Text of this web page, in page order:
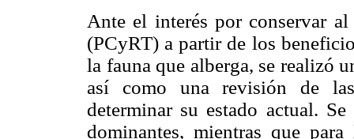
Ante el interés por conservar
(PCyRT) a partir de los
la fauna que alberga, se realizó
así como una revisión de
determinar su estado actual.
dominantes, mientras que